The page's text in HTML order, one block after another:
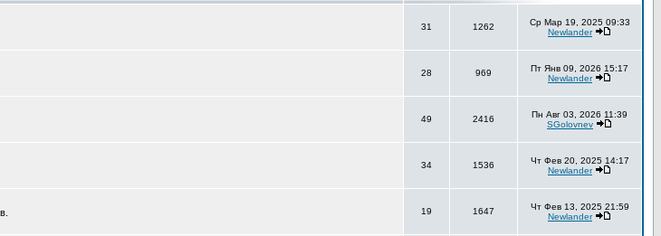
31 1262
Ср Мар 19, 2025 09:33
Newlander
28 969
Пт Янв 09, 2026 15:17
Newlander
49 2416
Пн Авг 03, 2026 11:39
SGolovnev
34 1536
Чт Фев 20, 2025 14:17
Newlander
19 1647
Чт Фев 13, 2025 21:59
Newlander